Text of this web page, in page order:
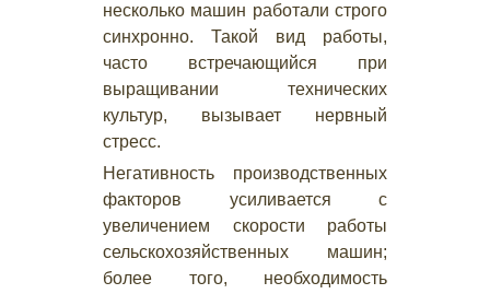
несколько машин работали строго
синхронно. Такой вид работы,
часто встречающийся при
выращивании технических
культур, вызывает нервный
стресс.
Негативность производственных
факторов усиливается с
увеличением скорости работы
сельскохозяйственных машин;
более того, необходимость